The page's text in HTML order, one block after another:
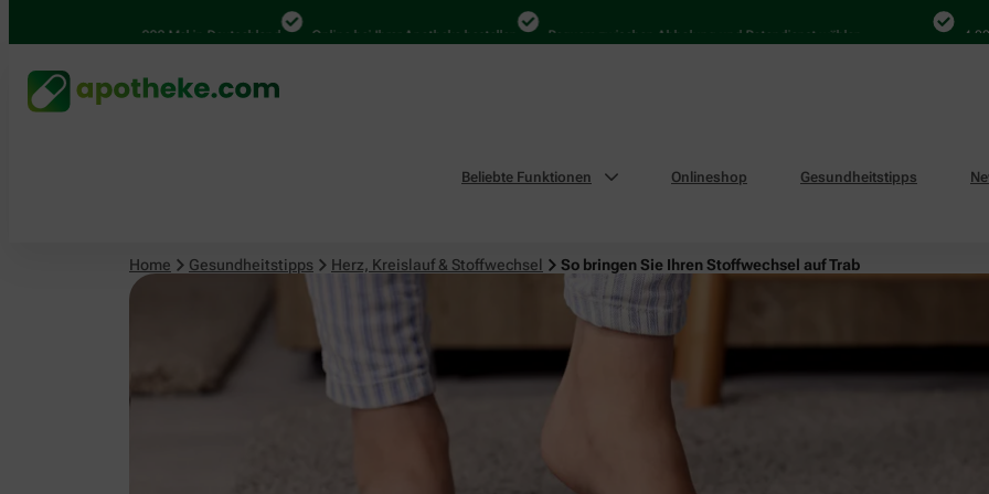
4.000 Mal in Deutschland Online bei Ihrer Apotheke bestellen Bequem zwischen Abholung und Botendienst wählen 4.000 Mal
Beliebte Funktionen Onlineshop Gesundheitstipps
Home Gesundheitstipps Herz, Kreislauf & Stoffwechsel So bringen Sie Ihren Stoffwechsel auf Trab
Herz, Kreislauf & Stoffwechsel